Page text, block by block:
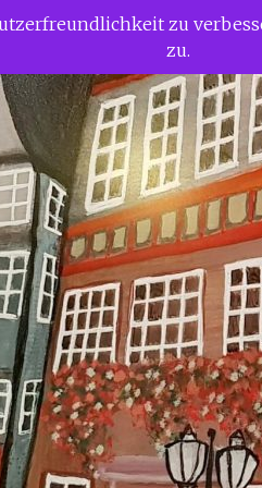
zu
zu.